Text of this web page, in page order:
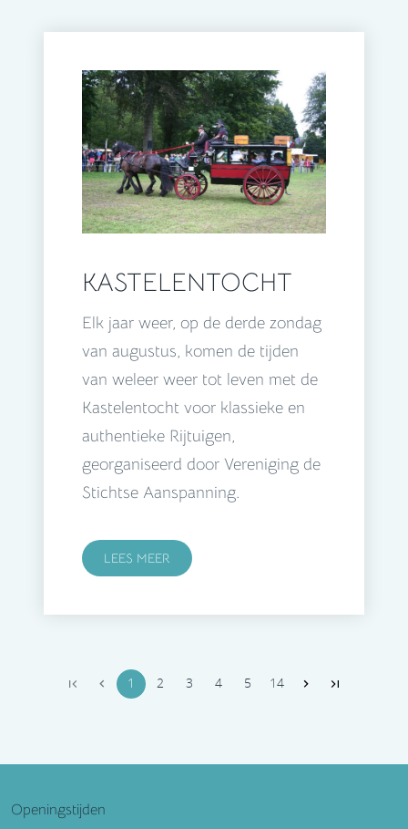
KASTELENTOCHT
Elk jaar weer, op de derde zondag
van augustus, komen de tijden
van weleer weer tot leven met de
Kastelentocht voor klassieke en
authentieke Rijtuigen,
georganiseerd door Vereniging de
Stichtse Aanspanning.
LEES MEER
1 2 3 4 5 14
Openingstijden